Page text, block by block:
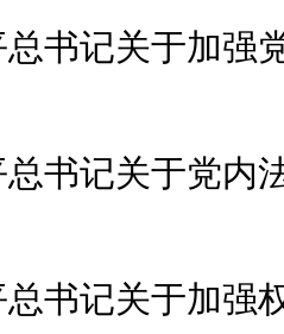
总书记关于加强
总书记关于党内
总书记关于加强